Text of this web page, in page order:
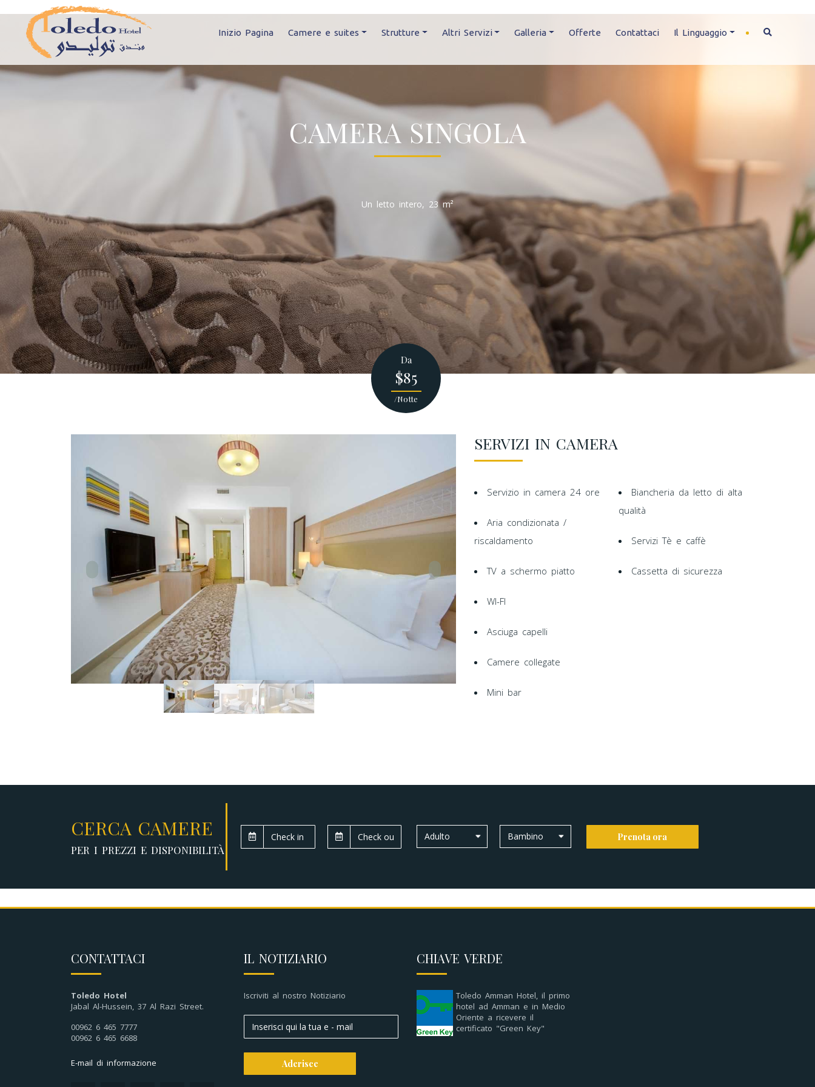
Inizio Pagina Camere e suites Strutture Altri Servizi Galleria Offerte Contattaci Il Linguaggio
CAMERA SINGOLA
Un letto intero, 23 m²
Da
$85
/Notte
SERVIZI IN CAMERA
Servizio in camera 24 ore
Aria condizionata /
riscaldamento
TV a schermo piatto
WI-FI
Asciuga capelli
Camere collegate
Mini bar
Biancheria da letto di alta
qualità
Servizi Tè e caffè
Cassetta di sicurezza
CERCA CAMERE
PER I PREZZI E DISPONIBILITÀ
Adulto Bambino Prenota ora
CONTATTACI
Toledo Hotel
Jabal Al-Hussein, 37 Al Razi Street.
00962 6 465 7777
00962 6 465 6688
E-mail di informazione
IL NOTIZIARIO
Iscriviti al nostro Notiziario
CHIAVE VERDE
Toledo Amman Hotel, il primo
hotel ad Amman e in Medio
Oriente a ricevere il
certificato "Green Key"